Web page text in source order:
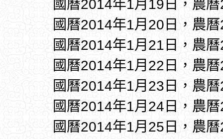
國曆2014年1月19日，農
國曆2014年1月20日，農
國曆2014年1月21日，農
國曆2014年1月22日，農
國曆2014年1月23日，農
國曆2014年1月24日，農
國曆2014年1月25日，農